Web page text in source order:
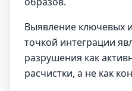
Выявление ключевых
точкой интеграции
разрушения как
расчистки, а не как